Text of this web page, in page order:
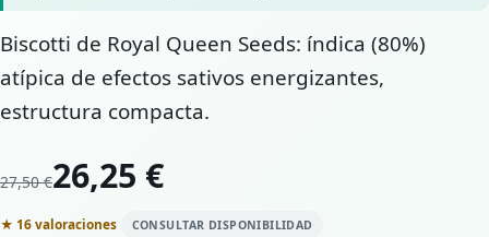
Biscotti de Royal Queen Seeds: índica (80%)
atípica de efectos sativos energizantes,
estructura compacta.
27,50 €26,25 €
★ 16 valoraciones CONSULTAR DISPONIBILIDAD